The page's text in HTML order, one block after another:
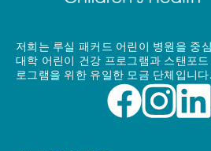
저희는 루실 패커드 어린이 병원을 중
대학 어린이 건강 프로그램과 스탠포
로그램을 위한 유일한 모금 단체입니다.